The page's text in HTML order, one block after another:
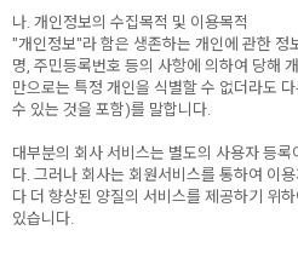
나. 개인정보의 수집목적 및 이용목적
"개인정보"라 함은 생존하는 개인에 관한 정
명, 주민등록번호 등의 사항에 의하여 당해
만으로는 특정 개인을 식별할 수 없더라도
수 있는 것을 포함)를 말합니다.
대부분의 회사 서비스는 별도의 사용자 등
다. 그러나 회사는 회원서비스를 통하여 이
다 더 향상된 양질의 서비스를 제공하기 위
있습니다.